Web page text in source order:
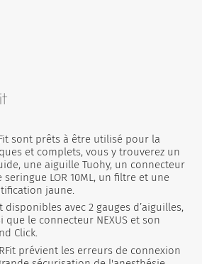
sont prêts à être utilisé pour la
et complets, vous y trouverez un
une aiguille Tuohy, un connecteur
seringue LOR 10ML, un filtre et une
jaune.
disponibles avec 2 gauges d’aiguilles,
que le connecteur NEXUS et son
Click.
prévient les erreurs de connexion